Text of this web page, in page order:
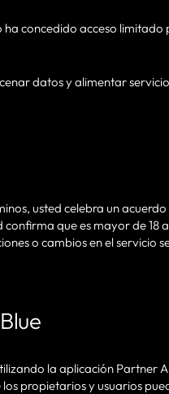
ha concedido acceso
datos y alimentar
usted celebra un acuerdo
que es mayor de 18
o cambios en el servicio
la aplicación Partner
propietarios y usuarios